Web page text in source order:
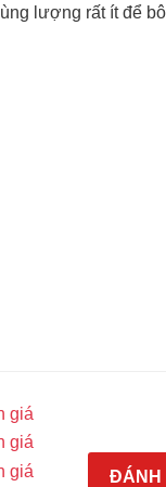
lượng rất ít để
giá
giá
giá
ĐÁNH